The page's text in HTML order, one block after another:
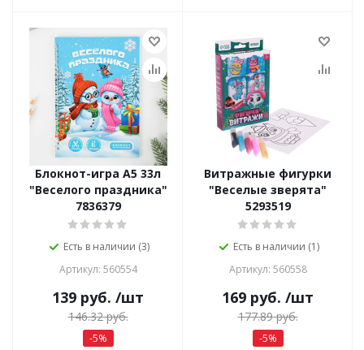
Блокнот-игра А5 33л
"Веселого праздника"
7836379
Есть в наличии (3)
Артикул: 560554
139 руб. /шт
146.32руб.
-5%
Витражные фигурки
"Веселые зверята"
5293519
Есть в наличии (1)
Артикул: 560558
169 руб. /шт
177.89руб.
-5%